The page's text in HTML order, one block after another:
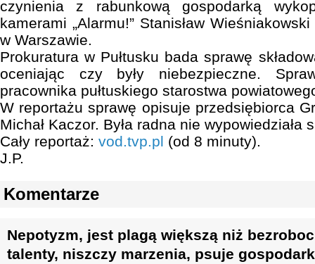
czynienia z rabunkową gospodarką
kamerami „Alarmu!” Stanisław
w Warszawie.
Prokuratura w Pułtusku bada sprawę
oceniając czy były niebezpieczne.
pracownika pułtuskiego starostwa
W reportażu sprawę opisuje przedsiębiorca
Michał Kaczor. Była radna nie wypowiedziała
Cały reportaż: vod.tvp.pl (od 8 minuty).
J.P.
Komentarze
Nepotyzm, jest plagą większą niż
talenty, niszczy marzenia, psuje